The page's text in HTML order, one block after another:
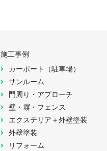
施工事例
カーポート（駐車場）
サンルーム
門周り・アプローチ
壁・塀・フェンス
エクステリア＋外壁塗装
外壁塗装
リフォーム